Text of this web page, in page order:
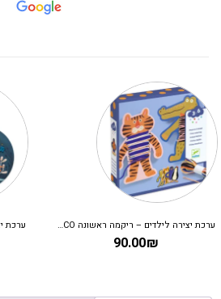
ערכת יצירה לילדים – ריקמה ראשונה DJECO
90.00₪